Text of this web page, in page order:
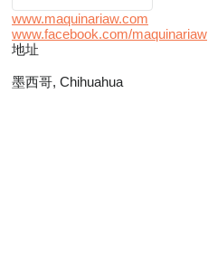
www.maquinariaw.com
www.facebook.com/maquinariaw
地址
墨西哥, Chihuahua